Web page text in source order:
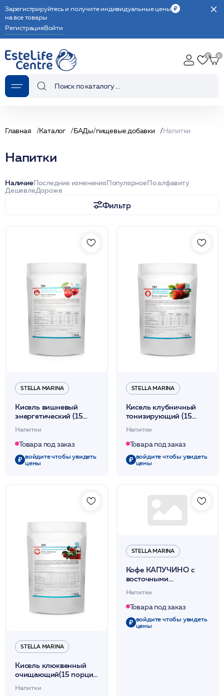
Зарегистрируйтесь и получите индивидуальные цены
на все товары
РегистрацияВойти
Главная Каталог БАДы/пищевые добавки Напитки
Напитки
НаличиеПоследние измененияПопулярноеПо алфавиту
ДешевлеДороже
Фильтр
STELLA MARINA
Кисель вишневый
энергетический (15
Marina
Напитки
Товара под заказ
войдите чтобы увидеть
цены
STELLA MARINA
Кисель клубничный
тонизирующий (15
Marina
Напитки
Товара под заказ
войдите чтобы увидеть
цены
STELLA MARINA
Кисель клюквенный
очищающий(15 порций)
Напитки
STELLA MARINA
Кофе КАПУЧИНО с
восточными
порций)/225мл /Stella
Marina
Напитки
Товара под заказ
войдите чтобы увидеть
цены